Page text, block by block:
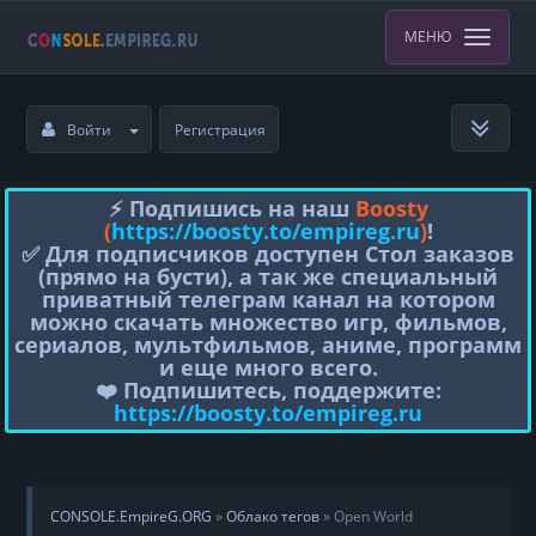
МЕНЮ
Войти Регистрация
⚡️ Подпишись на наш Boosty
(https://boosty.to/empireg.ru)!
✅ Для подписчиков доступен Стол заказов
(прямо на бусти), а так же специальный
приватный телеграм канал на котором
можно скачать множество игр, фильмов,
сериалов, мультфильмов, аниме, программ
и еще много всего.
❤️ Подпишитесь, поддержите:
https://boosty.to/empireg.ru
CONSOLE.EmpireG.ORG »Облако тегов» Open World